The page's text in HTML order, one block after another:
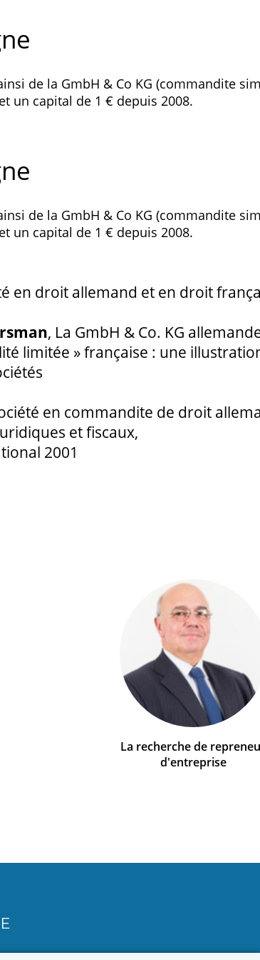
de la GmbH & Co KG (commandite
un capital de 1 € depuis 2008.
de la GmbH & Co KG (commandite
un capital de 1 € depuis 2008.
en droit allemand et en droit
, La GmbH & Co. KG
limitée » française : une
en commandite de droit
et fiscaux,
2001
La recherche de
d'entreprise